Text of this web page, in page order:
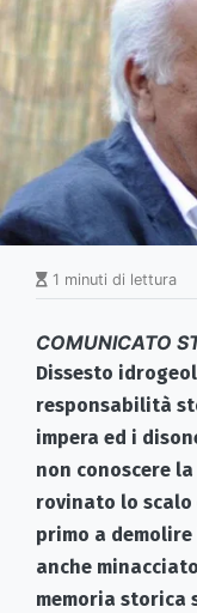
1 minuti di lettura
COMUNICATO
Dissesto
responsabilità
impera ed i
non conoscere
rovinato lo
primo a demolire
anche
memoria storica